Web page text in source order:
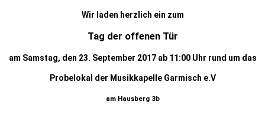
Wir laden herzlich ein zum
Tag der offenen Tür
am Samstag, den 23. September 2017 ab 11:00 Uhr rund um das
Probelokal der Musikkapelle Garmisch e.V
am Hausberg 3b